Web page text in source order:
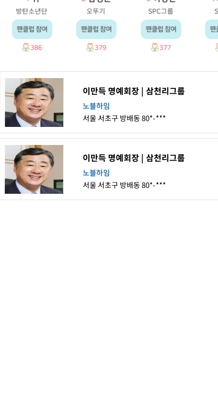
방탄소년단
팬클럽 참여
386
오뚜기
팬클럽 참여
379
SPC그룹
팬클럽 참여
377
팬
이만득 명예회장 | 삼천리그룹
노블하임
서울 서초구 방배동 80*-***
이만득 명예회장 | 삼천리그룹
노블하임
서울 서초구 방배동 80*-***